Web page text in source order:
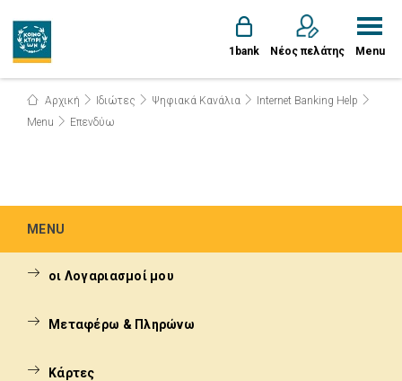
1bank Νέος πελάτης Menu
Αρχική Ιδιώτες Ψηφιακά Κανάλια
Internet Banking Help
Menu
Επενδύω
MENU
οι Λογαριασμοί μου
Μεταφέρω & Πληρώνω
Κάρτες